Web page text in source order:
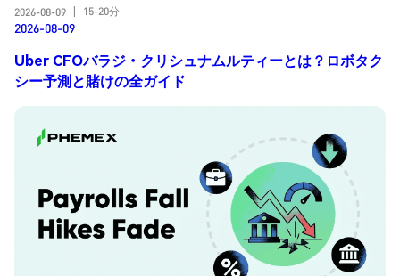
2026-08-09
15-20分
2026-08-09
Uber CFOバラジ・クリシュナムルティーとは？ロボタク
シー予測と賭けの全ガイド